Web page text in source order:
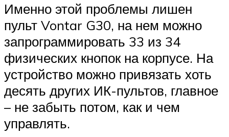
Именно этой проблемы лишен
пульт Vontar G30, на нем можно
запрограммировать 33 из 34
физических кнопок на корпусе. На
устройство можно привязать хоть
десять других ИК-пультов, главное
– не забыть потом, как и чем
управлять.